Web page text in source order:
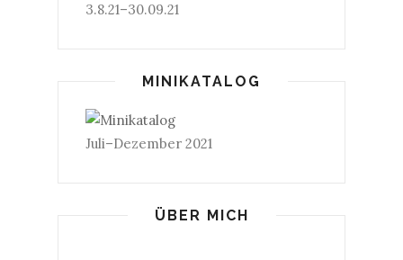
3.8.21–30.09.21
MINIKATALOG
Juli–Dezember 2021
ÜBER MICH